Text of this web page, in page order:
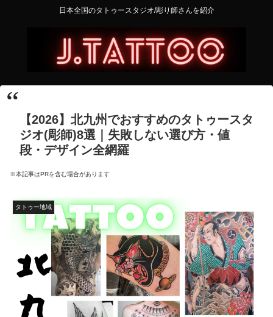
日本全国のタトゥースタジオ/彫り師さんを紹介
【2026】北九州でおすすめのタトゥースタ
ジオ(彫師)8選｜失敗しない選び方・値
段・デザイン全網羅
※本記事はPRを含む場合があります
タトゥー地域